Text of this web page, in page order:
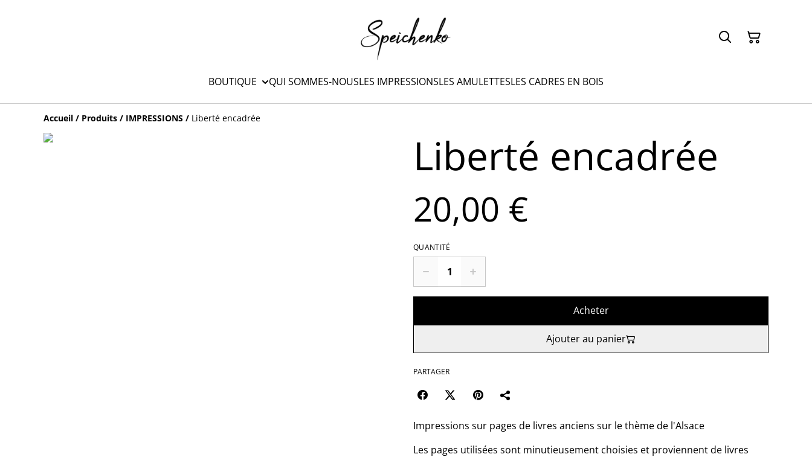
BOUTIQUE QUI SOMMES-NOUSLES IMPRESSIONSLES AMULETTESLES CADRES EN BOIS
Accueil / Produits / IMPRESSIONS / Liberté encadrée
Liberté encadrée
20,00 €
QUANTITÉ
Acheter
Ajouter au panier
PARTAGER
Impressions sur pages de livres anciens sur le thème de l'Alsace
Les pages utilisées sont minutieusement choisies et proviennent de livres